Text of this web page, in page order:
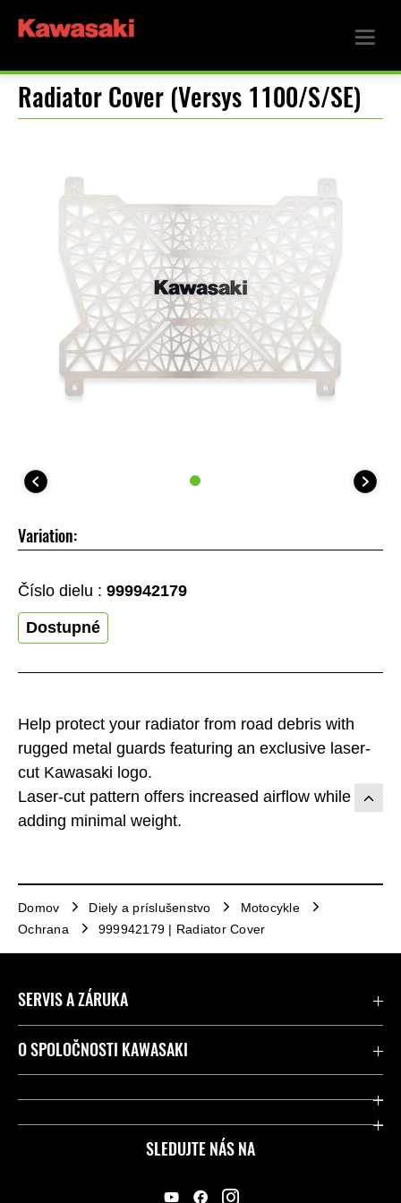
Radiator Cover (Versys 1100/S/SE)
Help protect your radiator from road debris with
rugged metal guards featuring an exclusive laser-
cut Kawasaki logo.
Laser-cut pattern offers increased airflow while
adding minimal weight.
Variation:
Číslo dielu : 999942179
Dostupné
Domov Diely a príslušenstvo
Motocykle
Ochrana
999942179 | Radiator Cover
SLEDUJTE NÁS NA
SERVIS A ZÁRUKA
Kontaktujte nás
Legálny
O SPOLOČNOSTI KAWASAKI
Spoločnosť